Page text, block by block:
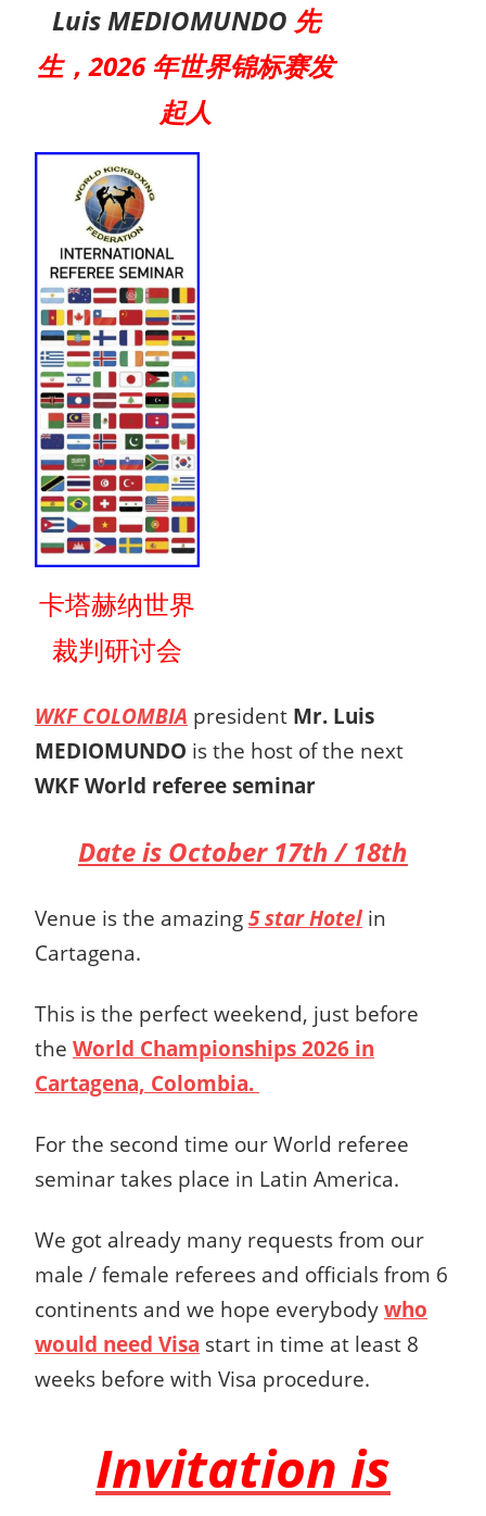
Luis MEDIOMUNDO 先
生，2026 年世界锦标赛发
起人
卡塔赫纳世界
裁判研讨会
WKF COLOMBIA president Mr. Luis
MEDIOMUNDO is the host of the next
WKF World referee seminar
Date is October 17th / 18th
Venue is the amazing 5 star Hotel in
Cartagena.
This is the perfect weekend, just before
the World Championships 2026 in
Cartagena, Colombia.
For the second time our World referee
seminar takes place in Latin America.
We got already many requests from our
male / female referees and officials from 6
continents and we hope everybody who
would need Visa start in time at least 8
weeks before with Visa procedure.
Invitation is